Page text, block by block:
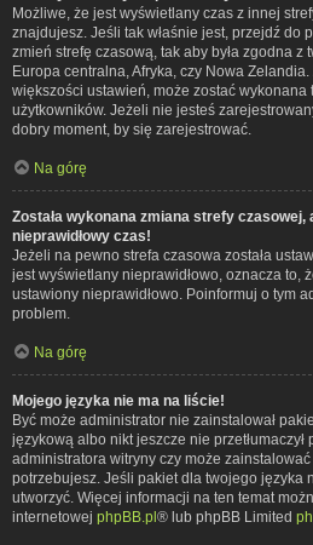
Możliwe, że jest wyświetlany czas z innej
znajdujesz. Jeśli tak właśnie jest, przejdź do
zmień strefę czasową, tak aby była zgodna z
Europa centralna, Afryka, czy Nowa
większości ustawień, może zostać wykonana
użytkowników. Jeżeli nie jesteś
dobry moment, by się zarejestrować.
Na górę
Została wykonana zmiana strefy
nieprawidłowy czas!
Jeżeli na pewno strefa czasowa została
jest wyświetlany nieprawidłowo, oznacza to,
ustawiony nieprawidłowo. Poinformuj o tym
problem.
Na górę
Mojego języka nie ma na liście!
Być może administrator nie zainstalował
językową albo nikt jeszcze nie
administratora witryny czy może
potrzebujesz. Jeśli pakiet dla twojego języka
utworzyć. Więcej informacji na ten temat
internetowej phpBB.pl® lub phpBB Limited